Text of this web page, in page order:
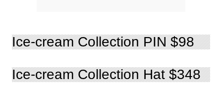
Ice-cream Collection PIN $98
Ice-cream Collection Hat $348